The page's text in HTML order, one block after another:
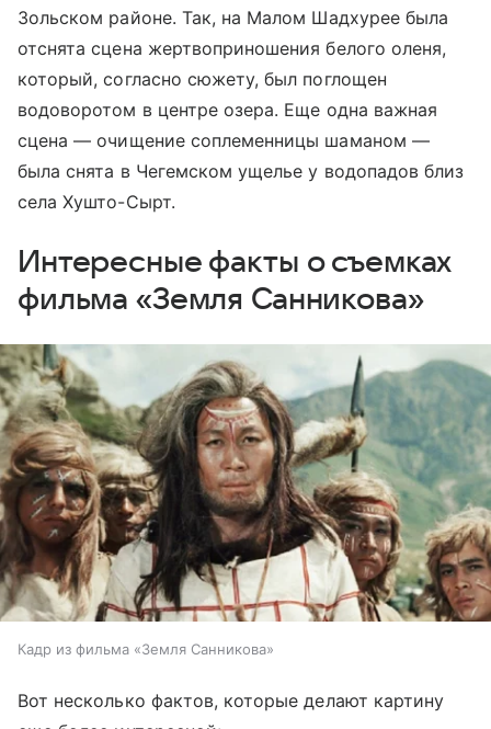
Зольском районе. Так, на Малом Шадхурее была
отснята сцена жертвоприношения белого оленя,
который, согласно сюжету, был поглощен
водоворотом в центре озера. Еще одна важная
сцена — очищение соплеменницы шаманом —
была снята в Чегемском ущелье у водопадов близ
села Хушто-Сырт.
Интересные факты о съемках
фильма «Земля Санникова»
Кадр из фильма «Земля Санникова»
Вот несколько фактов, которые делают картину